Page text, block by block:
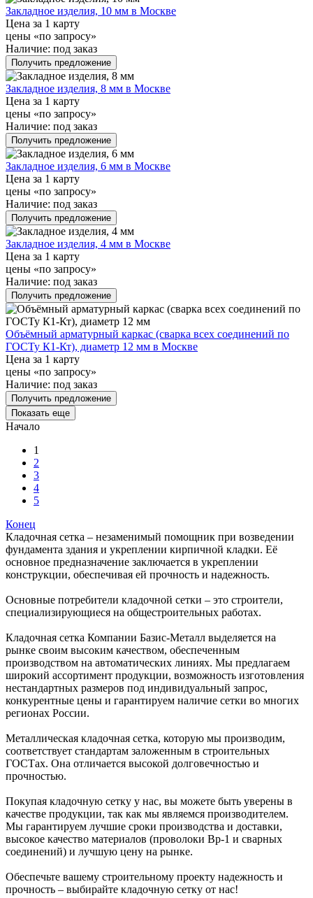
Закладное изделия, 10 мм в Москве
Цена за 1 карту
цены «по запросу»
Наличие: под заказ
Получить предложение
Закладное изделия, 8 мм в Москве
Цена за 1 карту
цены «по запросу»
Наличие: под заказ
Получить предложение
Закладное изделия, 6 мм в Москве
Цена за 1 карту
цены «по запросу»
Наличие: под заказ
Получить предложение
Закладное изделия, 4 мм в Москве
Цена за 1 карту
цены «по запросу»
Наличие: под заказ
Получить предложение
Объёмный арматурный каркас (сварка всех соединений по
ГОСТу К1-Кт), диаметр 12 мм в Москве
Цена за 1 карту
цены «по запросу»
Наличие: под заказ
Получить предложение
Показать еще
Начало
1
2
3
4
5
Конец
Кладочная сетка – незаменимый помощник при возведении
фундамента здания и укреплении кирпичной кладки. Её
основное предназначение заключается в укреплении
конструкции, обеспечивая ей прочность и надежность.
Основные потребители кладочной сетки – это строители,
специализирующиеся на общестроительных работах.
Кладочная сетка Компании Базис-Металл выделяется на
рынке своим высоким качеством, обеспеченным
производством на автоматических линиях. Мы предлагаем
широкий ассортимент продукции, возможность изготовления
нестандартных размеров под индивидуальный запрос,
конкурентные цены и гарантируем наличие сетки во многих
регионах России.
Металлическая кладочная сетка, которую мы производим,
соответствует стандартам заложенным в строительных
ГОСТах. Она отличается высокой долговечностью и
прочностью.
Покупая кладочную сетку у нас, вы можете быть уверены в
качестве продукции, так как мы являемся производителем.
Мы гарантируем лучшие сроки производства и доставки,
высокое качество материалов (проволоки Вр-1 и сварных
соединений) и лучшую цену на рынке.
Обеспечьте вашему строительному проекту надежность и
прочность – выбирайте кладочную сетку от нас!